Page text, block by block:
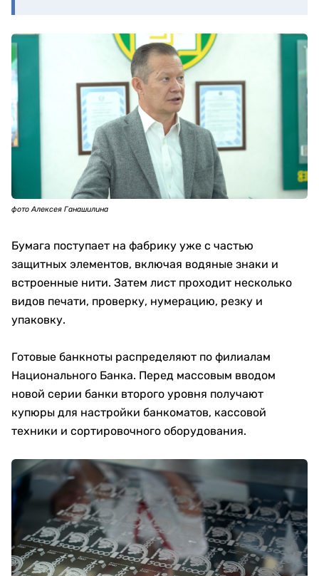
фото Алексея Ганашилина
Бумага поступает на фабрику уже с частью
защитных элементов, включая водяные знаки и
встроенные нити. Затем лист проходит несколько
видов печати, проверку, нумерацию, резку и
упаковку.
Готовые банкноты распределяют по филиалам
Национального Банка. Перед массовым вводом
новой серии банки второго уровня получают
купюры для настройки банкоматов, кассовой
техники и сортировочного оборудования.